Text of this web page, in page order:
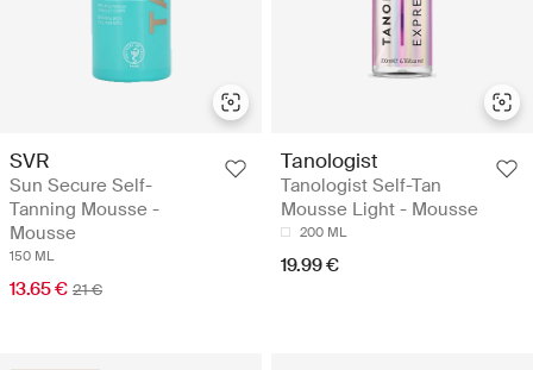
SVR
Sun Secure Self-
Tanning Mousse -
Mousse
150 ML
13.65 € 21 €
Tanologist
Tanologist Self-Tan
Mousse Light - Mousse
200 ML
19.99 €